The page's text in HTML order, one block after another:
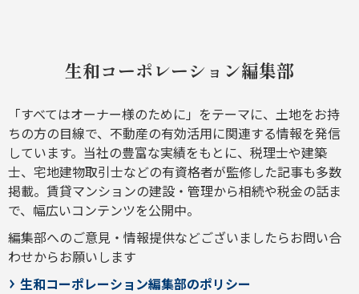
生和コーポレーション編集部
「すべてはオーナー様のために」をテーマに、土地をお持
ちの方の目線で、不動産の有効活用に関連する情報を発信
しています。当社の豊富な実績をもとに、税理士や建築
士、宅地建物取引士などの有資格者が監修した記事も多数
掲載。賃貸マンションの建設・管理から相続や税金の話ま
で、幅広いコンテンツを公開中。
編集部へのご意見・情報提供などございましたらお問い合
わせからお願いします
生和コーポレーション編集部のポリシー